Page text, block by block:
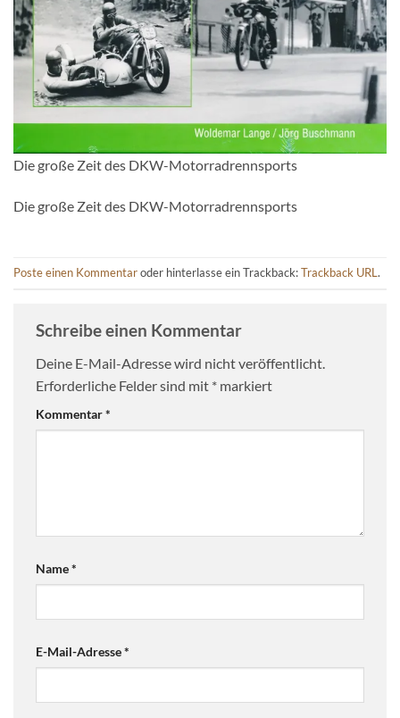
Die große Zeit des DKW-Motorradrennsports
Die große Zeit des DKW-Motorradrennsports
Poste einen Kommentaroder hinterlasse ein Trackback:Trackback URL .
Schreibe einen Kommentar
Deine E-Mail-Adresse wird nicht veröffentlicht.
Erforderliche Felder sind mit * markiert
Kommentar*
Name*
E-Mail-Adresse*